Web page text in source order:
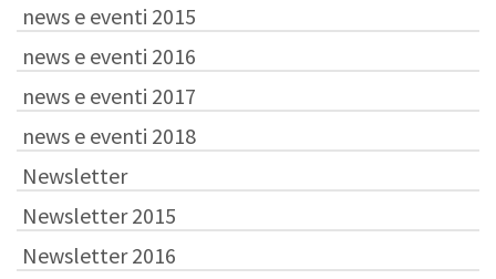
news e eventi 2015
news e eventi 2016
news e eventi 2017
news e eventi 2018
Newsletter
Newsletter 2015
Newsletter 2016